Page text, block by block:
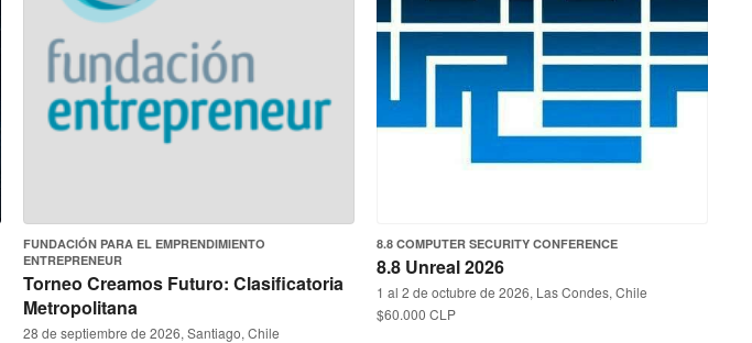
FUNDACIÓN PARA EL EMPRENDIMIENTO
ENTREPRENEUR
Torneo Creamos Futuro: Clasificatoria
Metropolitana
28 de septiembre de 2026, Santiago, Chile
8.8 COMPUTER SECURITY CONFERENCE
8.8 Unreal 2026
1 al 2 de octubre de 2026, Las Condes, Chile
$60.000 CLP